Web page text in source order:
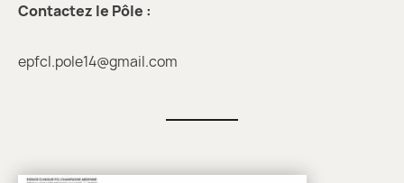
Contactez le Pôle :
epfcl.pole14@gmail.com